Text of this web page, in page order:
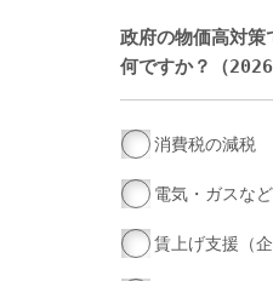
政府の物価高対策
何ですか？（
消費税の減税
電気・ガスな
賃上げ支援（